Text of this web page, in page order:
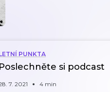
PUNKTA
Poslechněte si podcast
7. 2021 4 min